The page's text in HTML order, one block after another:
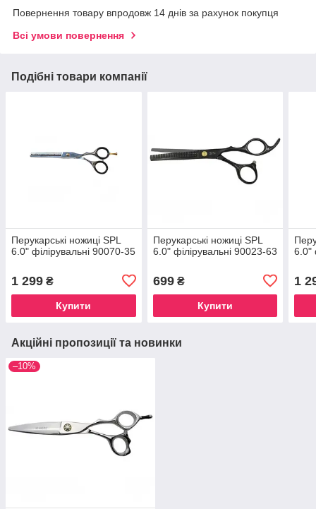
Повернення товару впродовж 14 днів за рахунок покупця
Всі умови повернення
Подібні товари компанії
Перукарські ножиці SPL
6.0" філірувальні 90070-35
1 299 ₴
Купити
Перукарські ножиці SPL
6.0" філірувальні 90023-63
699₴
Купити
6.0"
1
Акційні пропозиції та новинки
–10%